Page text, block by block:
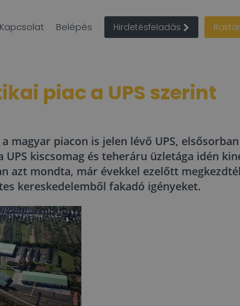
Kapcsolat Belépés Hirdetésfeladás
piac a UPS szerint
piacon is jelen lévő UPS, elsősorban
kiscsomag és teheráru üzletága idén
azt mondta, már évekkel ezelőtt
kereskedelemből fakadó igényeket.